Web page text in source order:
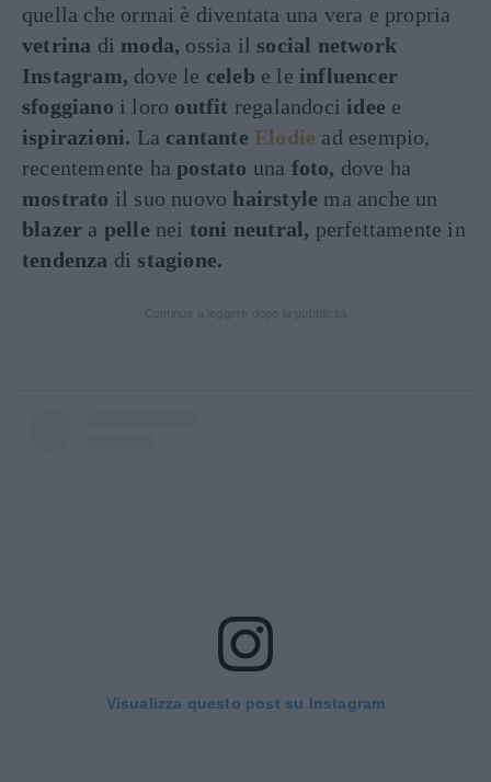
quella che ormai è diventata una vera e propria
vetrina di moda, ossia il social network
Instagram, dove le celeb e le influencer
sfoggiano i loro outfit regalandoci idee e
ispirazioni. La cantante Elodie ad esempio,
recentemente hapostato una foto, dove ha
mostrato il suo nuovo hairstyle ma anche un
blazer a pelle nei toni neutral, perfettamente in
tendenza di stagione.
Visualizza questo post su Instagram